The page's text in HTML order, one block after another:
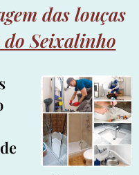
das louças
Seixalinho